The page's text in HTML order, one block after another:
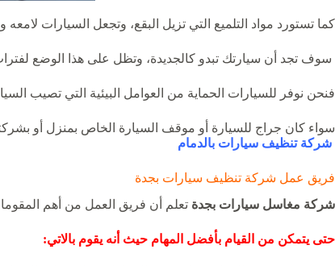
كما تستورد مواد التلميع التي تزيل البقع، وتجعل السيارات لامعه
سوف تجد أن سيارتك تبدو كالجديدة، وتظل على هذا الوضع
فنحن نوفر للسيارات الحماية من العوامل البيئية التي تصيب
سواء كان جراج للسيارة أو موقف السيارة الخاص بمنزل أو
شركة تنظيف سيارات بالدمام
فريق عمل شركة تنظيف سيارات بجدة
شركة مغاسل سيارات بجدة تعلم أن فريق العمل من أهم
حتى يتمكن من القيام بأفضل المهام حيث أنه يقوم بالاتي: